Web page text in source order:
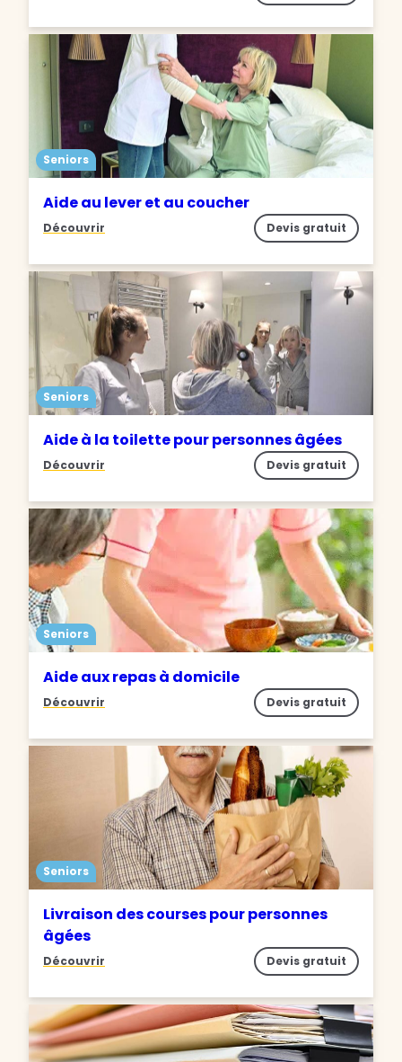
Seniors
Aide au lever et au coucher
Découvrir Devis gratuit
Seniors
Aide à la toilette pour personnes âgées
Découvrir Devis gratuit
Seniors
Aide aux repas à domicile
Découvrir Devis gratuit
Seniors
Livraison des courses pour personnes
âgées
Découvrir Devis gratuit